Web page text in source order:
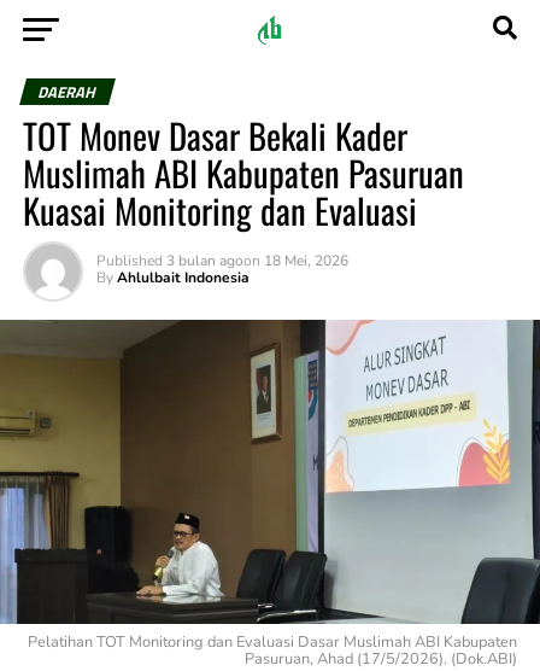
DAERAH
TOT Monev Dasar Bekali Kader
Muslimah ABI Kabupaten Pasuruan
Kuasai Monitoring dan Evaluasi
Published 3 bulan agoon 18 Mei, 2026
By Ahlulbait Indonesia
Pelatihan TOT Monitoring dan Evaluasi Dasar Muslimah ABI Kabupaten
Pasuruan, Ahad (17/5/2026). (Dok.ABI)